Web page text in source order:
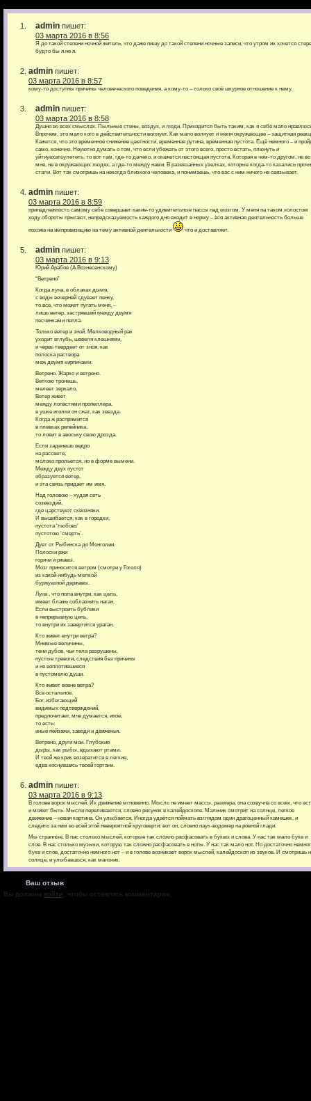
admin пишет:
03 марта 2016 в 8:56
Я до такой степени ночной житель, что даже пишу до такой степени ночные записи, что утром их хочется
будто бы я не я.
admin пишет:
03 марта 2016 в 8:57
кому-то доступны причины человеческого поведения, а кому-то – только своё шкурное отношение к нему.
admin пишет:
03 марта 2016 в 8:58
Душно во всех смыслах. Пыльные стены, воздух, и люди. Приходится быть таким, как я себе мало
Впрочем, это мало кого в действительности волнует. Как мало волнует и меня окружающее – защитная
Кажется, что это временное снижение цветности, временная рутина, временная пустота. Ещё немного – и
само, конечно. Неуютно думать о том, что если убежать от этого всего, просто встать, плюнуть и
уйтиуехатьулететь, то вот там, где-то далеко, и окажется настоящая пустота. Которая в чем-то другом, не во
мне, не в окружающих людях, а где-то между нами. В развязанных узелках, которые когда-то казались
стали. Вот так смотришь на некогда близкого человека, и понимаешь, что вас с ним ничего не связывает.
admin пишет:
03 марта 2016 в 8:59
принадлежность самому себе совершает какие-то удивительные пассы над мозгом. У меня на таком холостом
ходу обороты прыгают, непредсказуемость каждого дня входит в норму – вся активная деятельность больше
похожа на импровизацию на тему активной деятельности
что и доставляет.
admin пишет:
03 марта 2016 в 9:13
Юрий Арабов (А.Вознесенскому)
“Ветрено”
Когда луна, в облаках дымя,
с воды вечерней сдувает пенку,
то все, что может пугать меня, –
лишь ветер, застрявший между двумя
песчинками пепла.
Только ветер и зной. Мелководный рак
уходит вглубь, шевеля клешнями,
и червь твердеет от зноя, как
полоска раствора
меж двумя кирпичами.
Ветрено. Жарко и ветрено.
Веткою тронешь,
мелеет зеркало.
Ветер живет
между лопастями пропеллера,
в ушке иголки он сжат, как звезда.
Когда ж распрямится
в плевках репейника,
то ловит в авоську свою дрозда.
Если заденешь ведро
на рассвете,
молоко прольется, но в форме вымени.
Между двух пустот
образуется ветер,
и эта связь придает им имя.
Над головою – худая сеть
созвездий,
где царствуют сквозняки.
И вышибается, как в городки,
пустота ‘любовь’
пустотою ‘смерть’.
Дует от Рыбинска до Монголии.
Полоски ржи
горячи и ржавы.
Мозг приносится ветром (смотри у Гоголя)
из какой-нибудь мелкой
буржуазной державы.
Луна , что пола внутри, как цель,
имеет блажь соблазнить наган.
Если выстроить бублики
в непрерывную цепь,
то внутри их завертится ураган.
Кто живет внутри ветра?
Мнимые величины,
тени дубов, чьи тела разрушены,
пустые тревоги, следствия без причины
и не воплотившиеся
в пустомелю души.
Кто живет вовне ветра?
Все остальное.
Бог, избегающий
видимых подтверждений,
предпочитает, мне думается, иное,
то есть:
иные пейзажи, заводи и движенья.
Ветрено, други мои. Глубокие
дыры, как рыбы, вдыхают ртами.
И твой же крик возвратится в легкие,
едва коснувшись твоей гортани.
admin пишет:
03 марта 2016 в 9:13
В голове ворох мыслей. Их движение мгновенно. Мысль не имеет массы, размера, она созвучна со всем, что
и может быть. Мысли переливаются, словно рисунок в калейдоскопе. Мальчик смотрит на солнце, легкое
движение – новая картина. Он улыбается. Иногда удаётся поймать взглядом один драгоценный камешек, и
следить за ним во всей этой невероятной круговерти: вот он, словно паук-водомер на ровной глади.
Мы странные. В нас столько мыслей, которые так сложно расфасовать в буквы и слова. У нас так мало букв и
слов. В нас столько музыки, которую так сложно расфасовать в ноты. У нас так мало нот. Но достаточно
букв и слов, достаточно немного нот – и в голове возникает ворох мыслей, калейдоскоп из звуков. И смотришь
солнце, и улыбаешься, как мальчик.
Ваш отзыв
Вы должны войти, чтобы оставлять комментарии.